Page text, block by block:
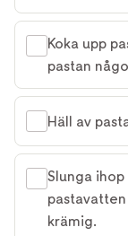
Koka upp
pastan
Häll av
Slunga
krämig.